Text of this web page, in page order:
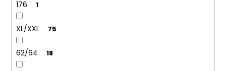
176 1
XL/XXL 75
62/64 18